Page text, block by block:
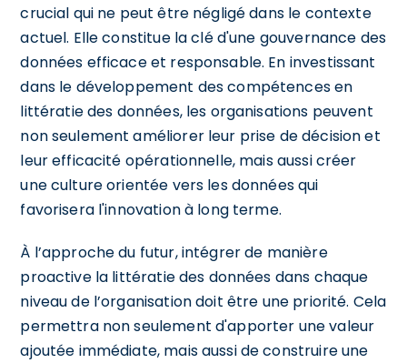
crucial qui ne peut être négligé dans le contexte
actuel. Elle constitue la clé d'une gouvernance des
données efficace et responsable. En investissant
dans le développement des compétences en
littératie des données, les organisations peuvent
non seulement améliorer leur prise de décision et
leur efficacité opérationnelle, mais aussi créer
une culture orientée vers les données qui
favorisera l'innovation à long terme.
À l’approche du futur, intégrer de manière
proactive la littératie des données dans chaque
niveau de l’organisation doit être une priorité. Cela
permettra non seulement d'apporter une valeur
ajoutée immédiate, mais aussi de construire une